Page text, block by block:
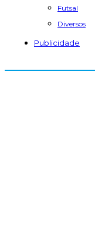
Futsal
Diversos
Publicidade